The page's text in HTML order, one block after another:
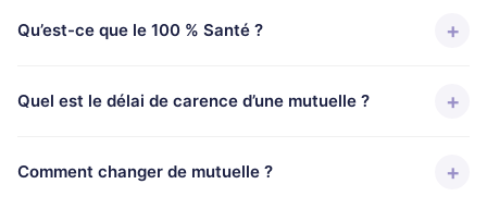
Qu’est-ce que le 100 % Santé ? +
Quel est le délai de carence d’une mutuelle ? +
Comment changer de mutuelle ? +